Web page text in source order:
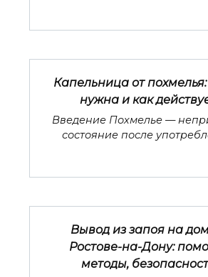
Капельница от похмелья:
нужна и как
Введение Похмелье —
состояние после
Вывод из запоя на
Ростове-на-Дону:
методы,